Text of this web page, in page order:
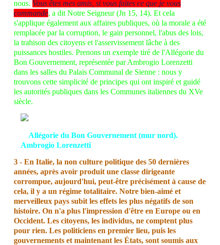
nous. Vous êtes mes amis, si vous faites ce que je vous
commande, a dit Notre Seigneur (Jn 15, 14). Et cela
s'applique également aux affaires publiques, où la morale a été
remplacée par la corruption, le gain personnel, l'abus des lois,
la trahison des citoyens et l'asservissement lâche à des
puissances hostiles. Prenons un exemple tiré de l'Allégorie du
Bon Gouvernement, représentée par Ambrogio Lorenzetti
dans les salles du Palais Communal de Sienne : nous y
trouvons cette simplicité de principes qui ont inspiré et guidé
les autorités publiques dans les Communes italiennes du XVe
siècle.
Allégorie du Bon Gouvernement (mur nord).
Ambrogio Lorenzetti
3 - En Italie, la non culture politique des 50 dernières
années, après avoir produit une classe dirigeante
corrompue, aujourd'hui, peut-être précisément à cause de
cela, il y a un régime totalitaire. Notre bien-aimé et
merveilleux pays subit les effets les plus négatifs de son
histoire. On n'a plus l'impression d'être en Europe ou en
Occident. Les citoyens, les individus, ne comptent plus
pour rien. Les politiciens en premier lieu, puis les
gouvernements et maintenant les États, sont soumis aux